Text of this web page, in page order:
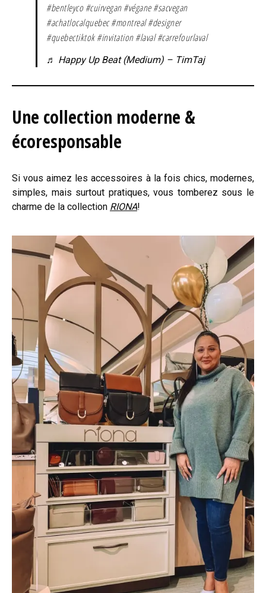
#bentleyco #cuirvegan #végane #sacvegan
#achatlocalquebec #montreal #designer
#quebectiktok #invitation #laval #carrefourlaval
♬ Happy Up Beat (Medium) – TimTaj
Une collection moderne &
écoresponsable
Si vous aimez les accessoires à la fois chics, modernes,
simples, mais surtout pratiques, vous tomberez sous le
charme de la collection RIONA!